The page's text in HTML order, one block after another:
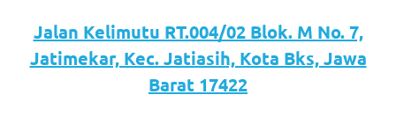
Discover
More
Jalan Kelimutu RT.004/02 Blok. M No. 7,
Jatimekar, Kec. Jatiasih, Kota Bks, Jawa
Barat 17422